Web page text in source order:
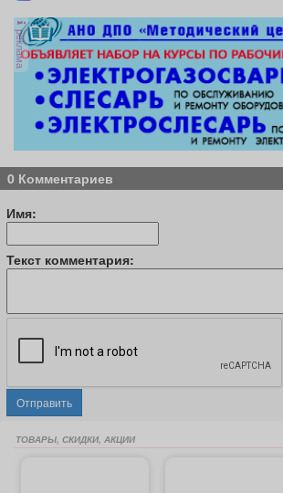
реклама
0 Комментариев
Имя:
Текст комментария:
Отправить
ТОВАРЫ, СКИДКИ, АКЦИИ